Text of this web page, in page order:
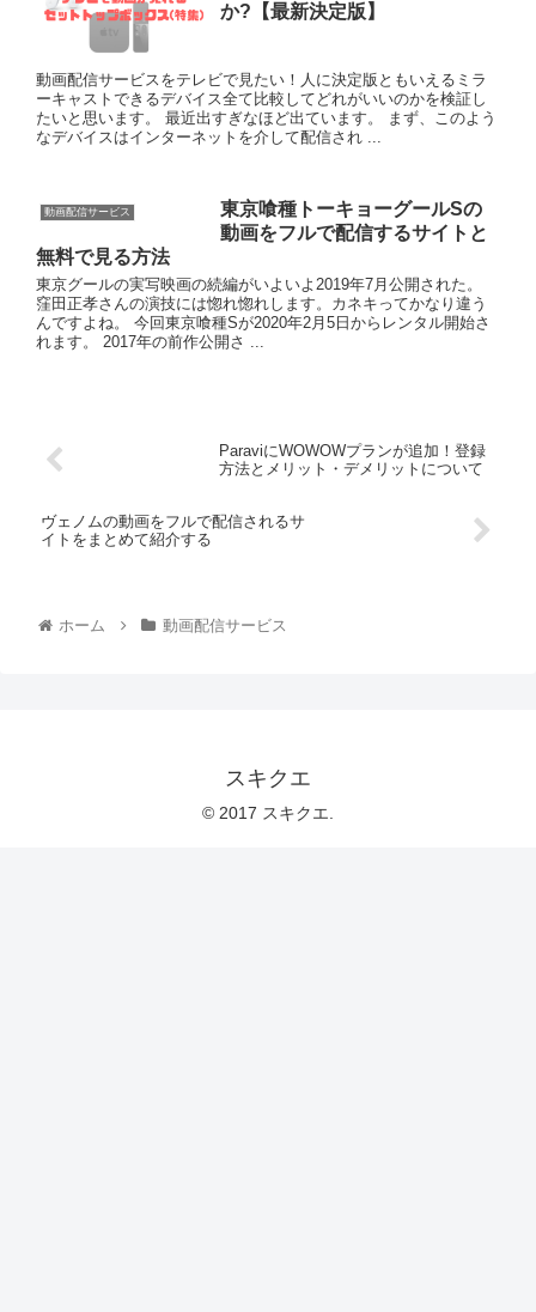
か?【最新決定版】
動画配信サービスをテレビで見たい！人に決定版ともいえるミラ
ーキャストできるデバイス全て比較してどれがいいのかを検証し
たいと思います。 最近出すぎなほど出ています。 まず、このよう
なデバイスはインターネットを介して配信され ...
動画配信サービス
東京喰種トーキョーグールSの
動画をフルで配信するサイトと
無料で見る方法
東京グールの実写映画の続編がいよいよ2019年7月公開された。
窪田正孝さんの演技には惚れ惚れします。カネキってかなり違う
んですよね。 今回東京喰種Sが2020年2月5日からレンタル開始さ
れます。 2017年の前作公開さ ...
ParaviにWOWOWプランが追加！登録
方法とメリット・デメリットについて
ヴェノムの動画をフルで配信されるサ
イトをまとめて紹介する
ホーム 動画配信サービス
スキクエ
© 2017 スキクエ.